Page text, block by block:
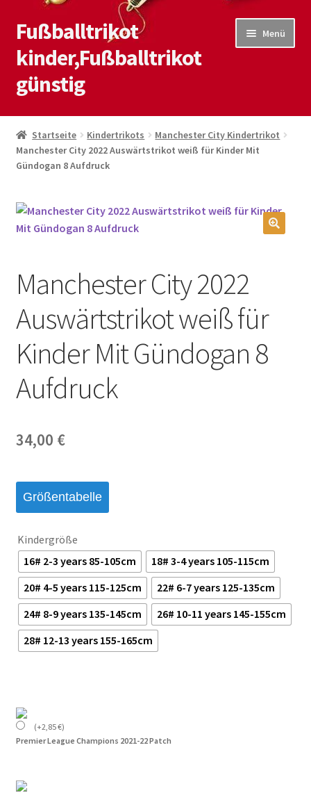
Zur
Navigation
springen
Zum
Inhalt
springen
Fußballtrikot
kinder,Fußballtrikot
günstig
Menü
Start
Blog
Kontaktiere uns
Shop
Startseite Kindertrikots
Manchester City Kindertrikot
Manchester City 2022 Auswärtstrikot weiß für Kinder Mit
Gündogan 8 Aufdruck
Manchester City 2022
Auswärtstrikot weiß für
Kinder Mit Gündogan 8
Aufdruck
34,00 €
Größentabelle
Kindergröße
16# 2-3 years 85-105cm
18# 3-4 years 105-115cm
20# 4-5 years 115-125cm
22# 6-7 years 125-135cm
24# 8-9 years 135-145cm
26# 10-11 years 145-155cm
28# 12-13 years 155-165cm
(+2,85€)
Premier League Champions 2021-22 Patch